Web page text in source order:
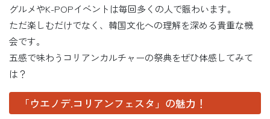
グルメやK-POPイベントは毎回多くの人で賑わいます。
ただ楽しむだけでなく、韓国文化への理解を深める貴重な機
会です。
五感で味わうコリアンカルチャーの祭典をぜひ体感してみて
は？
「ウエノデ.コリアンフェスタ」の魅力！